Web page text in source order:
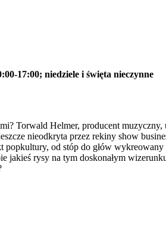
17:00; niedziele i święta nieczynne
Torwald Helmer, producent muzyczny,
nieodkryta przez rekiny show
od stóp do głów wykreowany
jakieś rysy na tym doskonałym